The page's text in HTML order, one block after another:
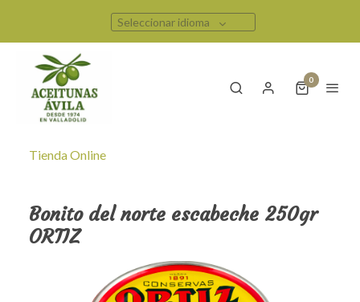
Seleccionar idioma
0
Tienda Online
Bonito del norte escabeche 250gr
ORTIZ